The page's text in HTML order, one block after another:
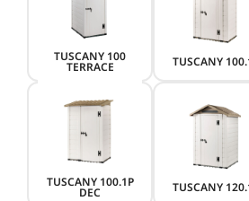
TUSCANY 100
TERRACE TUSCANY
TUSCANY 100.1P
DEC TUSCANY